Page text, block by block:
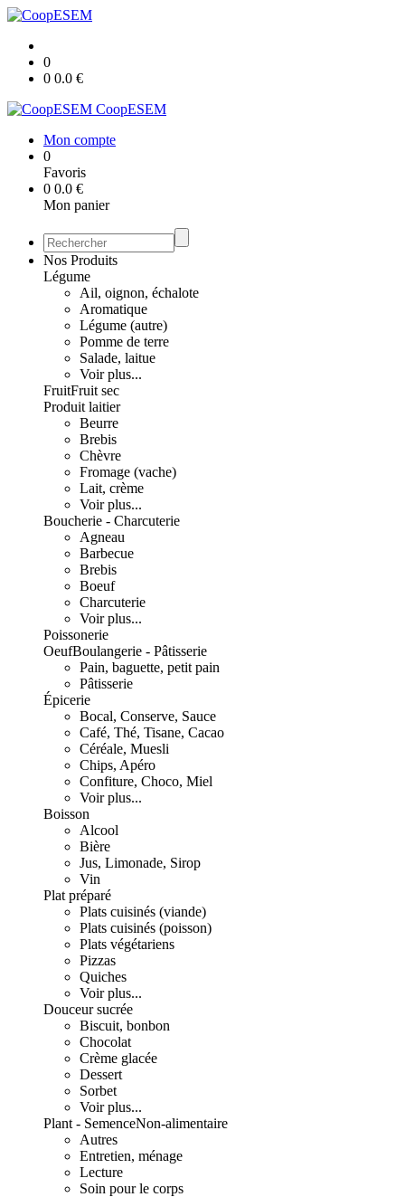
0
0 0.0 €
CoopESEM
Mon compte
0
Favoris
0 0.0 €
Mon panier
Nos Produits
Légume
Ail, oignon, échalote
Aromatique
Légume (autre)
Pomme de terre
Salade, laitue
Voir plus...
FruitFruit sec
Produit laitier
Beurre
Brebis
Chèvre
Fromage (vache)
Lait, crème
Voir plus...
Boucherie - Charcuterie
Agneau
Barbecue
Brebis
Boeuf
Charcuterie
Voir plus...
Poissonerie
OeufBoulangerie - Pâtisserie
Pain, baguette, petit pain
Pâtisserie
Épicerie
Bocal, Conserve, Sauce
Café, Thé, Tisane, Cacao
Céréale, Muesli
Chips, Apéro
Confiture, Choco, Miel
Voir plus...
Boisson
Alcool
Bière
Jus, Limonade, Sirop
Vin
Plat préparé
Plats cuisinés (viande)
Plats cuisinés (poisson)
Plats végétariens
Pizzas
Quiches
Voir plus...
Douceur sucrée
Biscuit, bonbon
Chocolat
Crème glacée
Dessert
Sorbet
Voir plus...
Plant - SemenceNon-alimentaire
Autres
Entretien, ménage
Lecture
Soin pour le corps